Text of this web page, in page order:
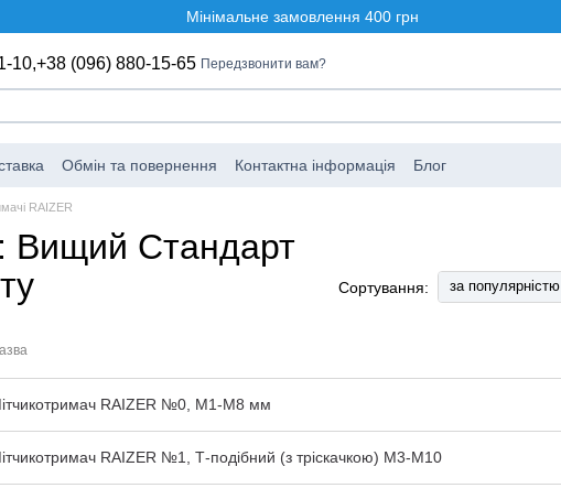
Мінімальне замовлення 400 грн
10,+38 (096) 880-15-65 Передзвонити вам?
Обмін та повернення Контактна інформація Блог
RAIZER
Вищий Стандарт
Сортування: за популярністю
RAIZER №0, M1-M8 мм
RAIZER №1, Т-подібний (з тріскачкою) M3-M10